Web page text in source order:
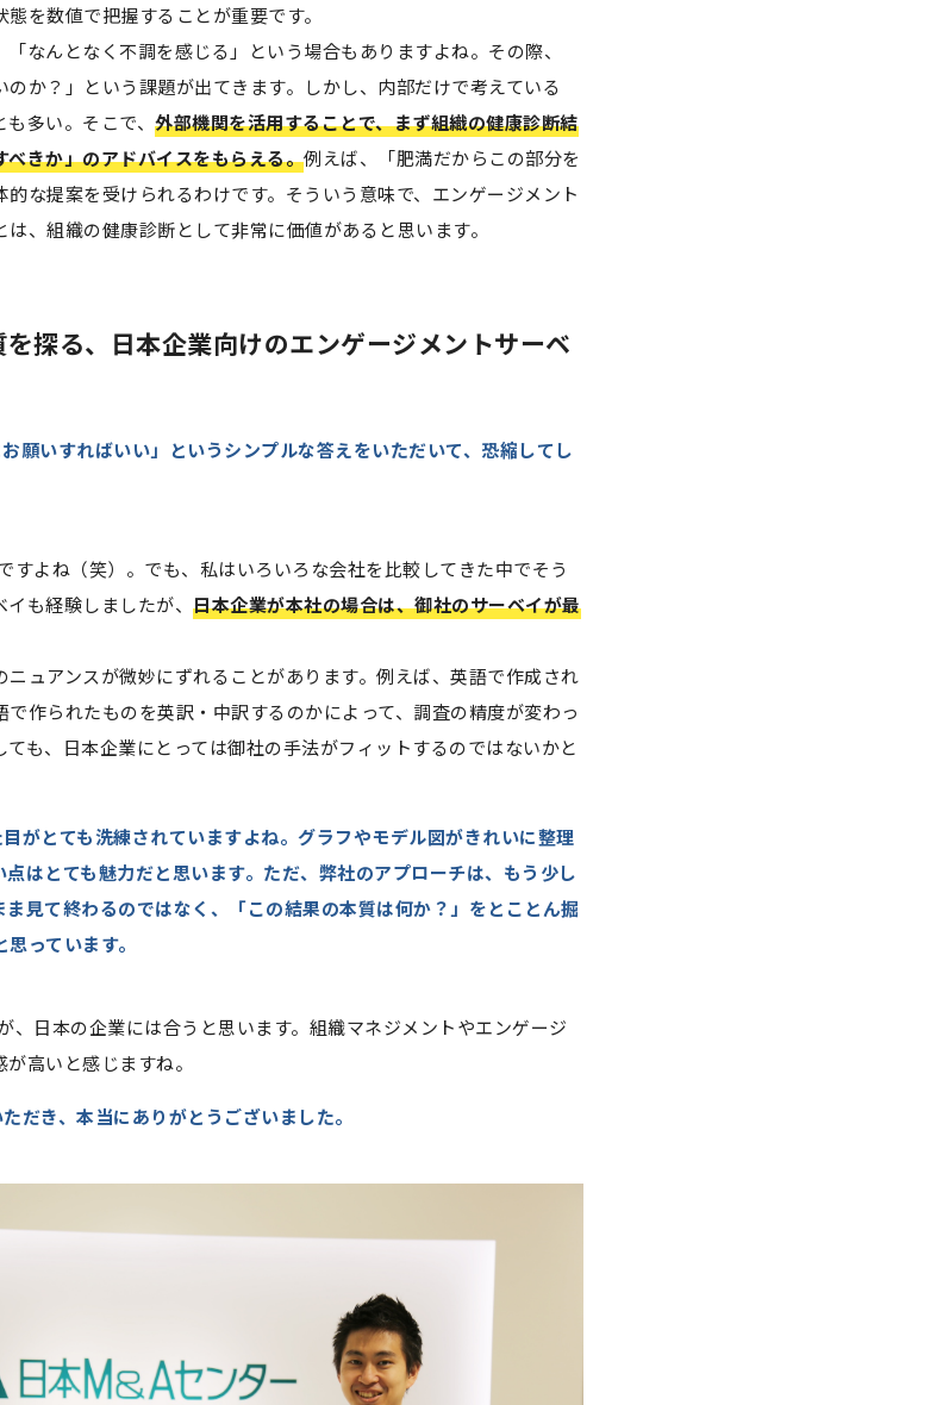
を数値で把握することが重要です。
なんとなく不調を感じる」という場合もありますよね。その際、
のか？」という課題が出てきます。しかし、内部だけで考えている
多い。そこで、 外部機関を活用することで、まず組織の健康診断結
きか」のアドバイスをもらえる。例えば、「肥満だからこの部分を
な提案を受けられるわけです。そういう意味で、エンゲージメント
、組織の健康診断として非常に価値があると思います。
探る、日本企業向けのエンゲージメントサーベ
願いすればいい」というシンプルな答えをいただいて、恐縮してし
すよね（笑）。でも、私はいろいろな会社を比較してきた中でそう
も経験しましたが、 日本企業が本社の場合は、御社のサーベイが最
ュアンスが微妙にずれることがあります。例えば、英語で作成され
作られたものを英訳・中訳するのかによって、調査の精度が変わっ
も、日本企業にとっては御社の手法がフィットするのではないかと
がとても洗練されていますよね。グラフやモデル図がきれいに整理
はとても魅力だと思います。ただ、弊社のアプローチは、もう少し
ま見て終わるのではなく、「この結果の本質は何か？」をとことん掘
っています。
、日本の企業には合うと思います。組織マネジメントやエンゲージ
高いと感じますね。
だき、本当にありがとうございました。